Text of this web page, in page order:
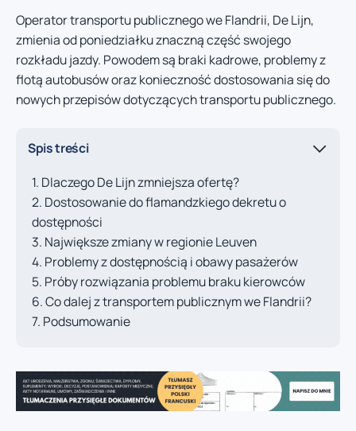
Operator transportu publicznego we Flandrii, De Lijn,
zmienia od poniedziałku znaczną część swojego
rozkładu jazdy. Powodem są braki kadrowe, problemy z
flotą autobusów oraz konieczność dostosowania się do
nowych przepisów dotyczących transportu publicznego.
Spis treści
Dlaczego De Lijn zmniejsza ofertę?
Dostosowanie do flamandzkiego dekretu o
dostępności
Największe zmiany w regionie Leuven
Problemy z dostępnością i obawy pasażerów
Próby rozwiązania problemu braku kierowców
Co dalej z transportem publicznym we Flandrii?
Podsumowanie